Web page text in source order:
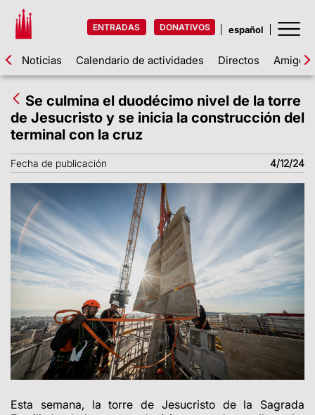
ENTRADAS DONATIVOS
Noticias Calendario de actividades Directos Amigos
Se culmina el duodécimo nivel de la torre
de Jesucristo y se inicia la construcción del
terminal con la cruz
Fecha de publicación 4/12/24
Esta semana, la torre de Jesucristo de la Sagrada